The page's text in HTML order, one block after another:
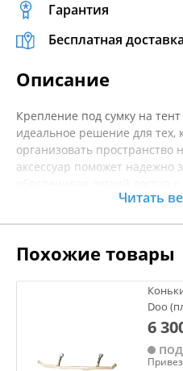
Гарантия
Бесплатная доставка
Описание
Крепление под сумку на
идеальное решение для тех,
организовать пространство
аксессуар поможет надежно
поездки. Изготавливается
крепления проста и не
что позволяет вам
поездки. Кроме того, такой
удобному распределению
длительных путешествиях.
рекомендуется уточнять
Читать
Похожие товары
Doo
6